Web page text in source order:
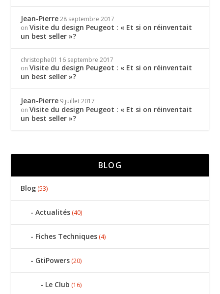
Jean-Pierre 28 septembre 2017
onVisite du design Peugeot : « Et si on réinventait
un best seller »?
christophe01 16 septembre 2017
onVisite du design Peugeot : « Et si on réinventait
un best seller »?
Jean-Pierre 9 juillet 2017
onVisite du design Peugeot : « Et si on réinventait
un best seller »?
BLOG
Blog (53)
Actualités (40)
Fiches Techniques (4)
GtiPowers (20)
Le Club (16)